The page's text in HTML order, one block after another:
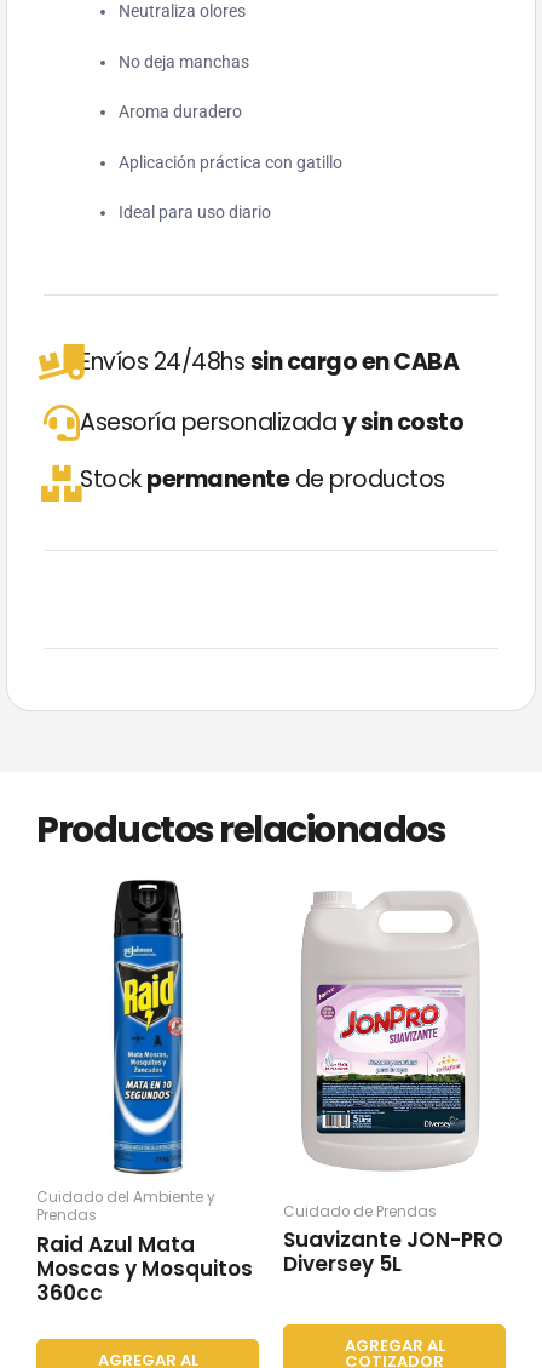
Neutraliza olores
No deja manchas
Aroma duradero
Aplicación práctica con gatillo
Ideal para uso diario
Envíos 24/48hssin cargo en CABA
Asesoría personalizaday sin costo
Stockpermanentede productos
Productos relacionados
Cuidado del Ambiente y
Prendas
Raid Azul Mata
Moscas y Mosquitos
360cc
AGREGAR AL
Cuidado de Prendas
Suavizante JON-PRO
Diversey 5L
AGREGAR AL
COTIZADOR